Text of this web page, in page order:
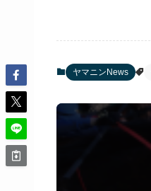
ヤマニンNews